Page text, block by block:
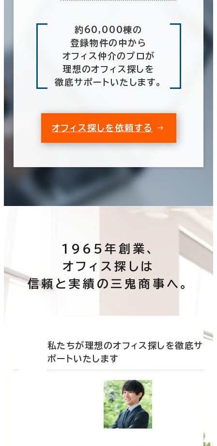
約60,000棟の
登録物件の中から
オフィス仲介のプロが
理想のオフィス探しを
徹底サポートいたします。
オフィス探しを依頼する
1965年創業、
オフィス探しは
信頼と実績の三鬼商事へ。
私たちが理想のオフィス探しを徹底サ
ポートいたします